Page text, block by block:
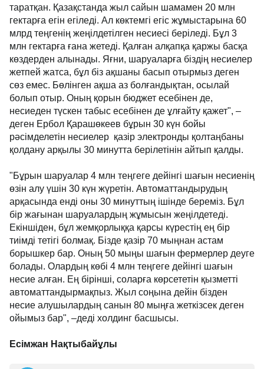
таратқан. Қазақстанда жыл сайын шамамен 20 млн
гектарға егін егіледі. Ал көктемгі егіс жұмыстарына 60
млрд теңгенің жеңілдетілген несиесі беріледі. Бұл 3
млн гектарға ғана жетеді. Қалған алқапқа қаржы басқа
көздерден алынады. Яғни, шаруаларға біздің несиелер
жетпей жатса, бұл біз ақшаны басып отырмыз деген
сөз емес. Бөлінген ақша аз болғандықтан, осылай
болып отыр. Оның қорын бюджет есебінен де,
несиеден түскен табыс есебінен де ұлғайту қажет", –
деген Ербол Қарашөкеев бұрын 30 күн бойы
рәсімделетін несиелер қазір электронды қолтаңбаны
қолдану арқылы 30 минутта берілетінін айтып қалды.
"Бұрын шаруалар 4 млн теңгеге дейінгі шағын несиенің
өзін алу үшін 30 күн жүретін. Автоматтандырудың
арқасында енді оны 30 минуттың ішінде береміз. Бұл
бір жағынан шаруалардың жұмысын жеңілдетеді.
Екіншіден, бұл жемқорлыққа қарсы күрестің ең бір
тиімді тетігі болмақ. Бізде қазір 70 мыңнан астам
борышкер бар. Оның 50 мыңы шағын фермерлер деуге
болады. Олардың көбі 4 млн теңгеге дейінгі шағын
несие алған. Ең бірінші, соларға көрсететін қызметті
автоматтандырмақпыз. Жыл соңына дейін бізден
несие алушылардың санын 80 мыңға жеткізсек деген
ойымыз бар", –деді холдинг басшысы.
Есімжан Нақтыбайұлы